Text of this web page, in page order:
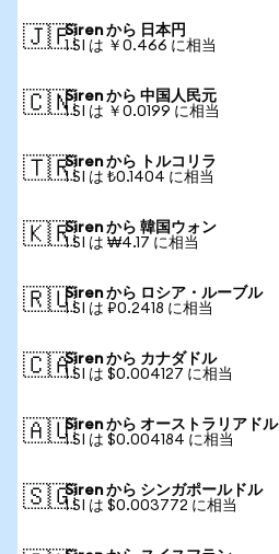
🇯🇵Siren から 日本円
1 SI は ￥0.466 に相当
🇨🇳Siren から 中国人民元
1 SI は ￥0.0199 に相当
🇹🇷Siren から トルコリラ
1 SI は ₺0.1404 に相当
🇰🇷Siren から 韓国ウォン
1 SI は ₩4.17 に相当
🇷🇺Siren から ロシア・ルーブル
1 SI は ₽0.2418 に相当
🇨🇦Siren から カナダドル
1 SI は $0.004127 に相当
🇦🇺Siren から オーストラリアドル
1 SI は $0.004184 に相当
🇸🇬Siren から シンガポールドル
1 SI は $0.003772 に相当